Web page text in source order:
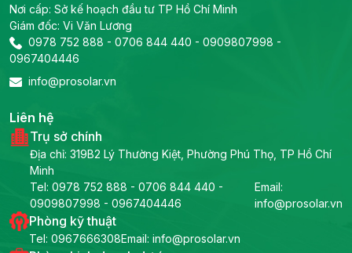
Nơi cấp: Sở kế hoạch đầu tư TP Hồ Chí Minh
Giám đốc: Vi Văn Lương
0978 752 888 - 0706 844 440 - 0909807998 -
0967404446
info@prosolar.vn
Liên hệ
Trụ sở chính
Địa chỉ: 319B2 Lý Thường Kiệt, Phường Phú Thọ, TP Hồ Chí
Minh
Tel: 0978 752 888 - 0706 844 440 -
0909807998 - 0967404446
Email:
info@prosolar.vn
Phòng kỹ thuật
Tel: 0967666308Email: info@prosolar.vn